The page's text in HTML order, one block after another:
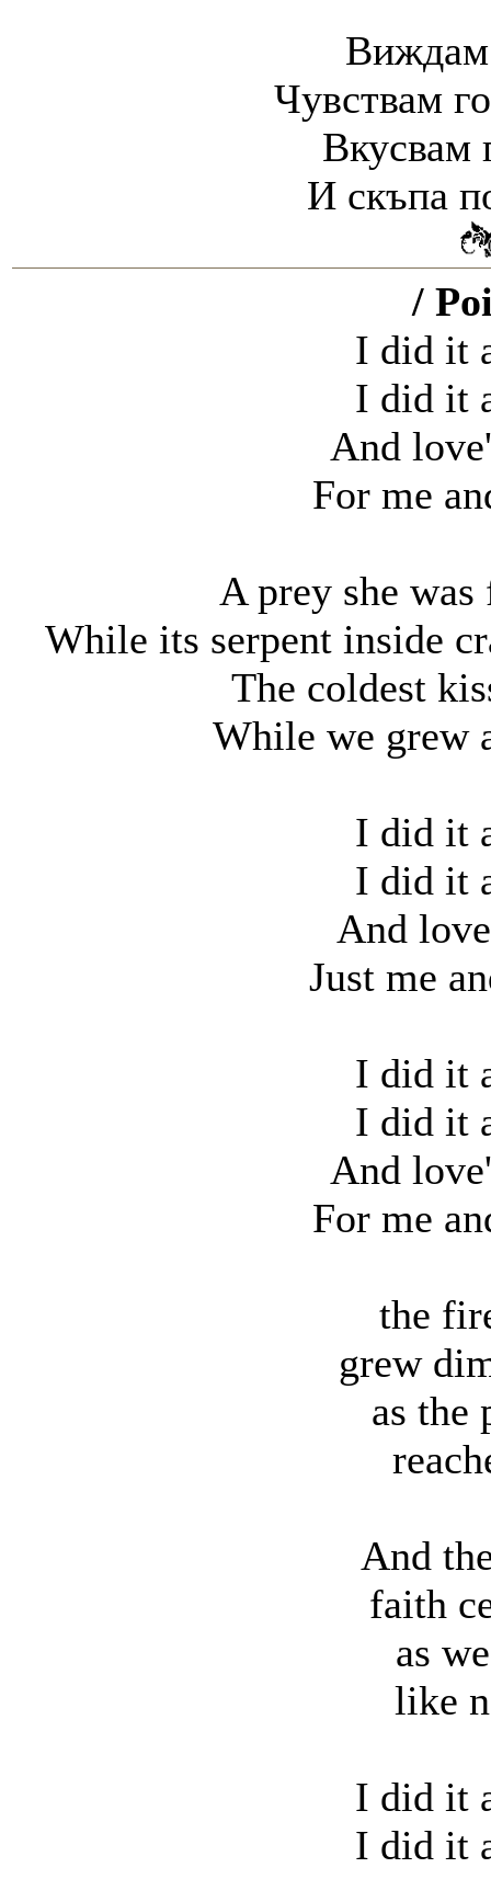
Виждам
Чувствам
Вкусвам
И скъпа
/
I did it
I did it
And
For me
A prey she
While its serpent inside
The coldest
While we grew
I did it
I did it
And
Just me
I did it
I did it
And
For me
the
grew
as the
And
faith
as
like
I did it
I did it